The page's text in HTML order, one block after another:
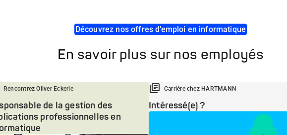
Découvrez nos offres d’emploi en informatique
En savoir plus sur nos employés
Rencontrez Oliver Eckerle
de la gestion des
professionnelles en
Carrière chez HARTMANN
Intéressé(e) ?